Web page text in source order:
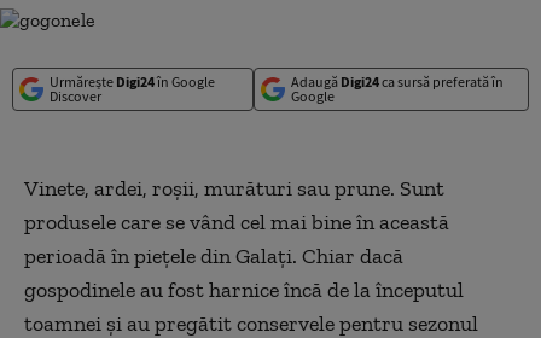
Urmărește Digi24în Google
Discover
Adaugă Digi24ca sursă preferată în
Google
Vinete, ardei, roşii, murături sau prune. Sunt
produsele care se vând cel mai bine în această
perioadă în pieţele din Galaţi. Chiar dacă
gospodinele au fost harnice încă de la începutul
toamnei şi au pregătit conservele pentru sezonul